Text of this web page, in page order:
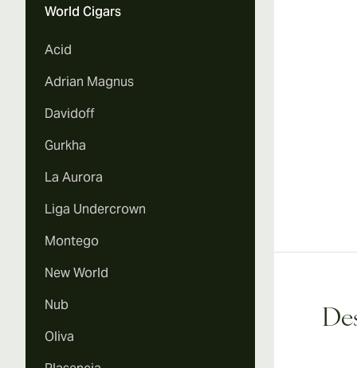
World Cigars
Acid
Adrian Magnus
Davidoff
Gurkha
La Aurora
Liga Undercrown
Montego
New World
Nub
Oliva